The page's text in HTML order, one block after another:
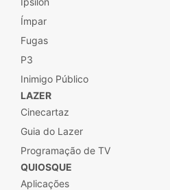
Ímpar
Fugas
P3
Inimigo Público
LAZER
Cinecartaz
Guia do Lazer
Programação de TV
QUIOSQUE
Aplicações